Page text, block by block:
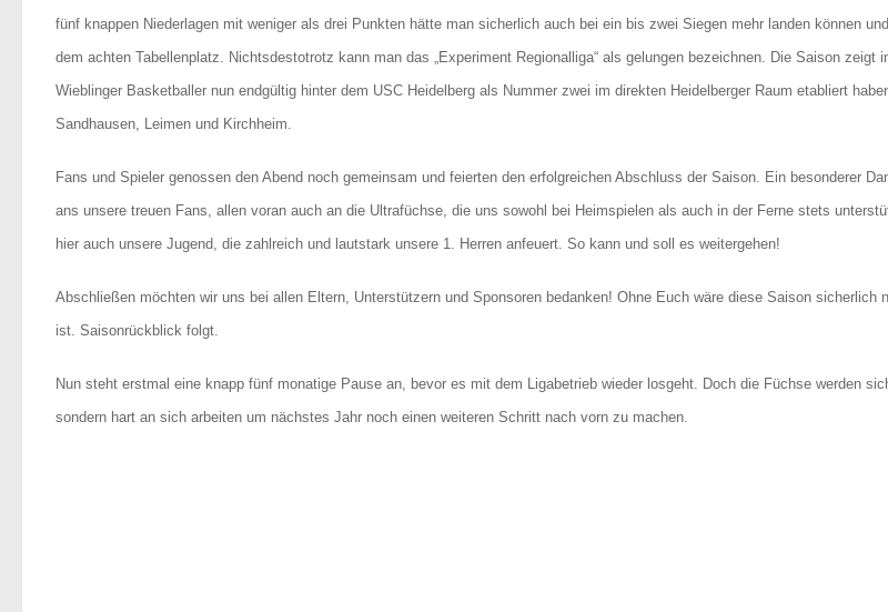
fünf knappen Niederlagen mit weniger als drei Punkten hätte man sicherlich auch bei ein bis zwei Siegen mehr landen können
dem achten Tabellenplatz. Nichtsdestotrotz kann man das „Experiment Regionalliga“ als gelungen bezeichnen. Die Saison zeigt
Wieblinger Basketballer nun endgültig hinter dem USC Heidelberg als Nummer zwei im direkten Heidelberger Raum etabliert
Sandhausen, Leimen und Kirchheim.
Fans und Spieler genossen den Abend noch gemeinsam und feierten den erfolgreichen Abschluss der Saison. Ein besonderer
ans unsere treuen Fans, allen voran auch an die Ultrafüchse, die uns sowohl bei Heimspielen als auch in der Ferne stets
hier auch unsere Jugend, die zahlreich und lautstark unsere 1. Herren anfeuert. So kann und soll es weitergehen!
Abschließen möchten wir uns bei allen Eltern, Unterstützern und Sponsoren bedanken! Ohne Euch wäre diese Saison sicherlich
ist. Saisonrückblick folgt.
Nun steht erstmal eine knapp fünf monatige Pause an, bevor es mit dem Ligabetrieb wieder losgeht. Doch die Füchse werden
sondern hart an sich arbeiten um nächstes Jahr noch einen weiteren Schritt nach vorn zu machen.